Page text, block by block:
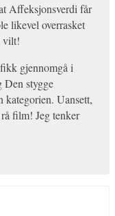
Affeksjonsverdi får
likevel overrasket
vilt!
gjennomgå i
Den stygge
kategorien. Uansett,
film! Jeg tenker